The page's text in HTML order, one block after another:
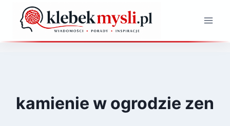
Przejdź
kamienie w ogrodzie zen